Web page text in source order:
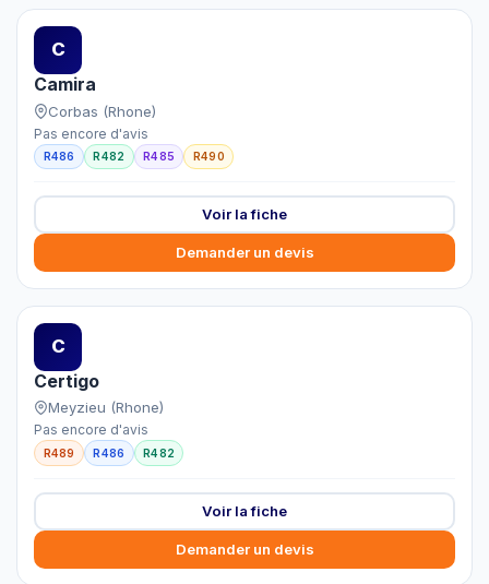
C
Camira
Corbas (Rhone)
Pas encore d'avis
R486 R482 R485 R490
Voir la fiche
Demander un devis
C
Certigo
Meyzieu (Rhone)
Pas encore d'avis
R489 R486 R482
Voir la fiche
Demander un devis